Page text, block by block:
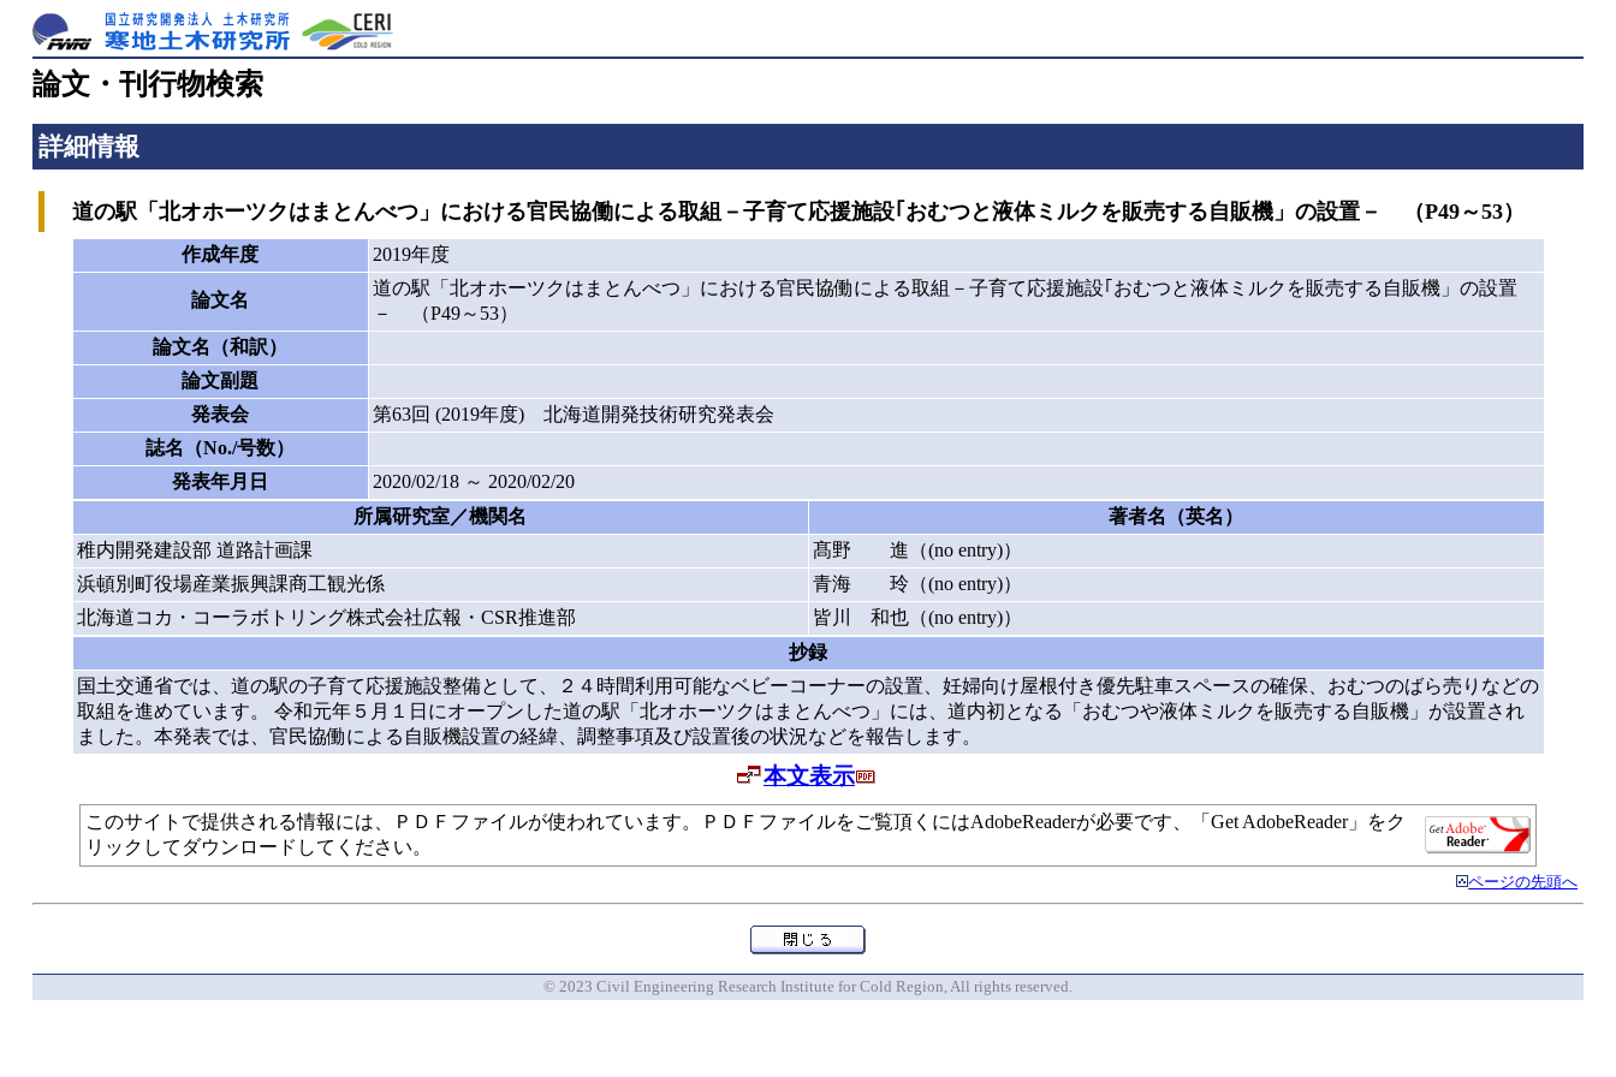
論文・刊行物検索
詳細情報
道の駅「北オホーツクはまとんべつ」における官民協働による取組－子育て応援施設｢おむつと液体ミルクを販売する自販機」の設置－ （P49～53）
作成年度 2019年度
論文名
道の駅「北オホーツクはまとんべつ」における官民協働による取組－子育て応援施設｢おむつと液体ミルクを販売する自販機」の設置
－ （P49～53）
論文名（和訳）
論文副題
発表会
第63回 (2019年度) 北海道開発技術研究発表会
誌名（No./号数）
発表年月日
2020/02/18 ～ 2020/02/20
所属研究室／機関名
著者名（英名）
稚内開発建設部 道路計画課
髙野 進（(no entry)）
浜頓別町役場産業振興課商工観光係
青海 玲（(no entry)）
北海道コカ・コーラボトリング株式会社広報・CSR推進部
皆川 和也（(no entry)）
抄録
国土交通省では、道の駅の子育て応援施設整備として、２４時間利用可能なベビーコーナーの設置、妊婦向け屋根付き優先駐車スペースの確保、おむつのばら売りなどの
取組を進めています。 令和元年５月１日にオープンした道の駅「北オホーツクはまとんべつ」には、道内初となる「おむつや液体ミルクを販売する自販機」が設置され
ました。本発表では、官民協働による自販機設置の経緯、調整事項及び設置後の状況などを報告します。
本文表示
このサイトで提供される情報には、ＰＤＦファイルが使われています。ＰＤＦファイルをご覧頂くにはAdobeReaderが必要です、「Get AdobeReader」をク
リックしてダウンロードしてください。
ページの先頭へ
© 2023 Civil Engineering Research Institute for Cold Region, All rights reserved.